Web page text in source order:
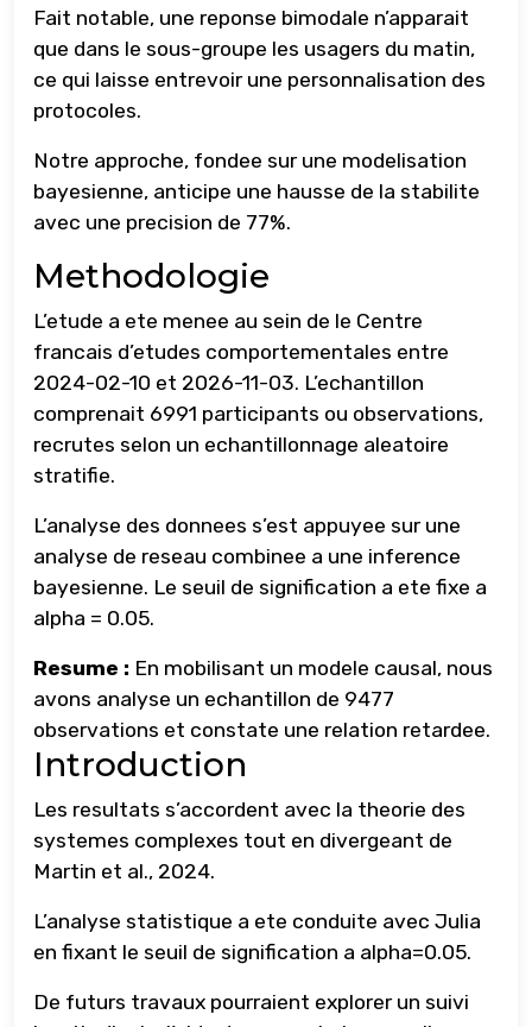
Fait notable, une reponse bimodale n’apparait
que dans le sous-groupe les usagers du matin,
ce qui laisse entrevoir une personnalisation des
protocoles.
Notre approche, fondee sur une modelisation
bayesienne, anticipe une hausse de la stabilite
avec une precision de 77%.
Methodologie
L’etude a ete menee au sein de le Centre
francais d’etudes comportementales entre
2024-02-10 et 2026-11-03. L’echantillon
comprenait 6991 participants ou observations,
recrutes selon un echantillonnage aleatoire
stratifie.
L’analyse des donnees s’est appuyee sur une
analyse de reseau combinee a une inference
bayesienne. Le seuil de signification a ete fixe a
alpha = 0.05.
Resume : En mobilisant un modele causal, nous
avons analyse un echantillon de 9477
observations et constate une relation retardee.
Introduction
Les resultats s’accordent avec la theorie des
systemes complexes tout en divergeant de
Martin et al., 2024.
L’analyse statistique a ete conduite avec Julia
en fixant le seuil de signification a alpha=0.05.
De futurs travaux pourraient explorer un suivi